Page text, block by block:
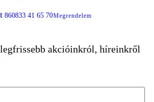
860833 41 65 70Megrendelem
akcióinkról, híreinkről